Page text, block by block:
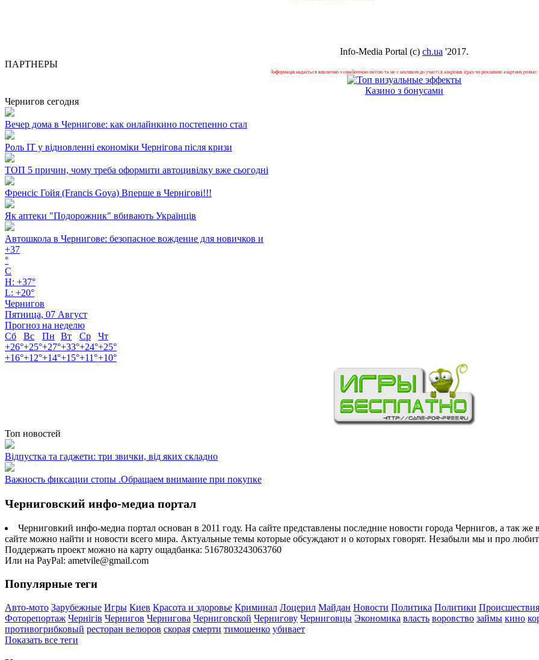
Info-Media Portal (c) ch.ua '2017.
ПАРТНЕРЫ
Інформація надається виключно з ознайомчою метою та не є закликом до участі в азартних іграх чи рекламою азартних розваг.
Казино з бонусами
Чернигов сегодня
Вечер дома в Чернигове: как онлайнкино постепенно стал
Роль ІТ у відновленні економіки Чернігова після кризи
ТОП 5 причин, чому треба оформити автоцивілку вже сьогодні
Френсіс Гойя (Francis Goya) Вперше в Чернігові!!!
Як аптеки "Подорожник" вбивають Українців
Автошкола в Чернигове: безопасное вождение для новичков и
+37
°
C
H: +37°
L: +20°
Чернигов
Пятница, 07 Август
Прогноз на неделю
Сб
Вс Пн Вт Ср
Чт
+26°+25°+27°+33°+24°+25°
+16°+12°+14°+15°+11°+10°
Топ новостей
Відпустка та гаджети: три звички, від яких складно
Важность фиксации стопы .Обращаем внимание при покупке
Черниговский инфо-медиа портал
Черниговкий инфо-медиа портал основан в 2011 году. На сайте представлены последние новости города Чернигов, а так
сайте можно найти и новости всего мира. Актуальные темы которые обсуждают и о которых говорят. Незабыли мы и про
Поддержать проект можно на карту ощадбанка: 5167803243063760
Или на PayPal: ametvile@gmail.com
Популярные теги
Авто-мото Зарубежные Игры Киев Красота и здоровье Криминал Лоцерил Майдан Новости Политика Политики Происшествия
Фоторепортаж Чернігів Чернигов Чернигова Черниговской Чернигову Черниговцы Экономика власть воровство займы кино
противогрибковый ресторан велюров скорая смерти тимошенко убивает
Показать все теги